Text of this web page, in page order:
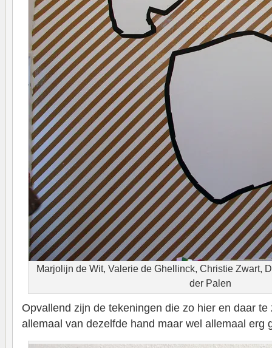
Marjolijn de Wit, Valerie de Ghellinck, Christie Zwart,
der Palen
Opvallend zijn de tekeningen die zo hier en daar
allemaal van dezelfde hand maar wel allemaal erg